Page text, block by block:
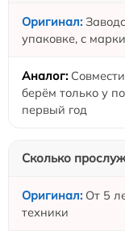
упаковке, с
берём только у
первый год
Сколько
От 5
техники